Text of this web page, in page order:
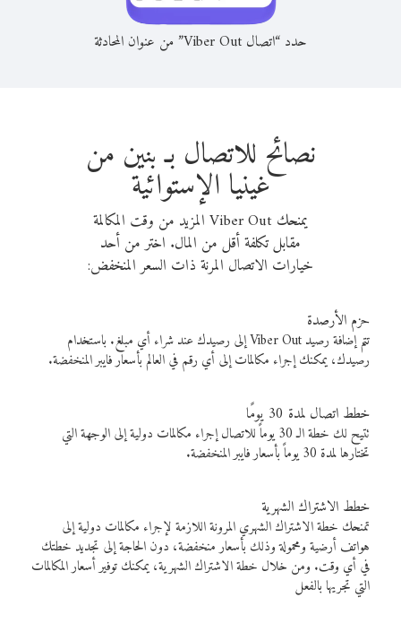
حدد “اتصال Viber Out” من عنوان المحادثة
نصائح للاتصال بـ بنين من
غينيا الإستوائية
يمنحك Viber Out المزيد من وقت المكالمة
مقابل تكلفة أقل من المال. اختر من أحد
خيارات الاتصال المرنة ذات السعر المنخفض:
حزم الأرصدة
تتم إضافة رصيد Viber Out إلى رصيدك عند شراء أي مبلغ. باستخدام
رصيدك، يمكنك إجراء مكالمات إلى أي رقم في العالم بأسعار فايبر المنخفضة.
خطط اتصال لمدة 30 يومًا
تتيح لك خطة الـ 30 يوماً للاتصال إجراء مكالمات دولية إلى الوجهة التي
تختارها لمدة 30 يوماً بأسعار فايبر المنخفضة.
خطط الاشتراك الشهرية
تمنحك خطة الاشتراك الشهري المرونة اللازمة لإجراء مكالمات دولية إلى
هواتف أرضية ومحمولة وذلك بأسعار منخفضة، دون الحاجة إلى تجديد خطتك
في أي وقت. ومن خلال خطة الاشتراك الشهرية، يمكنك توفير أسعار المكالمات
التي تجريها بالفعل